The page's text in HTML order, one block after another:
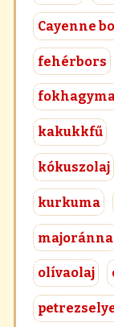
Cayenne
fehérbors
kakukkfű
kókuszolaj
kurkuma
majoránna
olívaolaj